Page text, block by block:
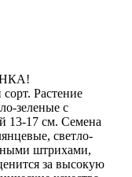
Растение
зеленые с
13-17 см. Семена
светло-
штрихами,
за высокую